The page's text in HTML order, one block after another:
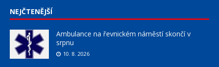
NEJČTENĚJŠÍ
Ambulance na řevnickém náměstí skončí v
srpnu
10. 8. 2026